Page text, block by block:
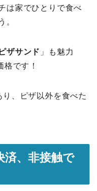
は家でひとりで食べ
。
ピザサンド 」も魅力
です！
り、ピザ以外を食べた
済、非接触で